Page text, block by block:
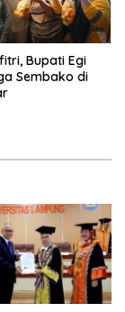
Bupati Egi
Sembako di